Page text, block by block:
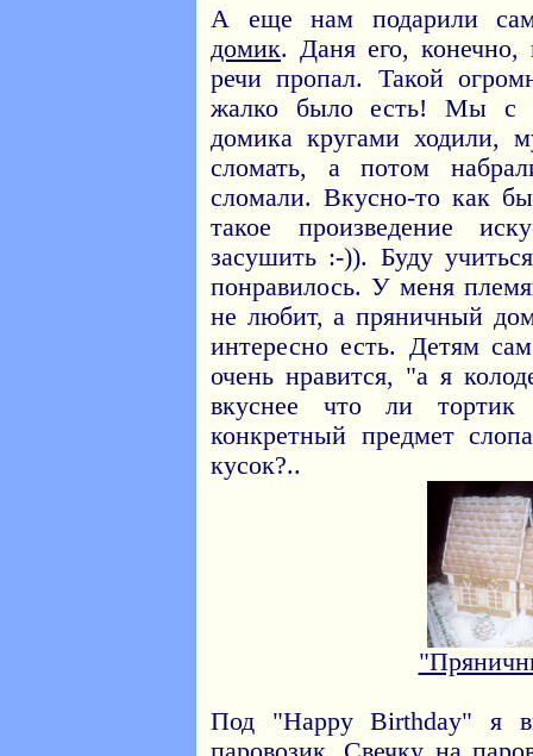
А еще нам подарили
домик. Даня его,
речи пропал. Такой
жалко было есть! Мы с
домика кругами ходили,
сломать, а потом
сломали. Вкусно-то как
такое произведение
засушить :-)). Буду
понравилось. У меня
не любит, а пряничный
интересно есть. Детям
очень нравится, "а я
вкуснее что ли тортик
конкретный предмет
кусок?..
Под "Happy Birthday" я